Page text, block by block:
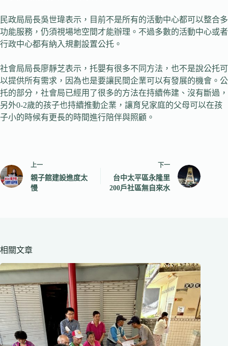
民政局局長吳世瑋表示，目前不是所有的活動中心都可以整合多
功能服務，仍須視場地空間才能辦理。不過多數的活動中心或者
行政中心都有納入規劃設置公托。
社會局局長廖靜芝表示，托嬰有很多不同方法，也不是說公托可
以提供所有需求，因為也是要讓民間企業可以有發展的機會。公
托的部分，社會局已經用了很多的方法在持續佈建、沒有斷過，
另外0-2歲的孩子也持續推動企業，讓育兒家庭的父母可以在孩
子小的時候有更長的時間進行陪伴與照顧。
上一
親子館建設進度太
慢
下一
台中太平區永隆里
200戶社區無自來水
相關文章